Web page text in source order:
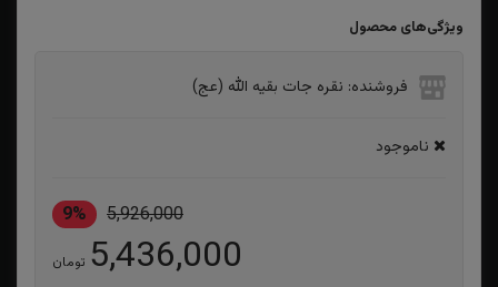
ویژگی‌های محصول
فروشنده: نقره جات بقیه الله (عج)
ناموجود
5,926,000
9%
5,436,000 تومان